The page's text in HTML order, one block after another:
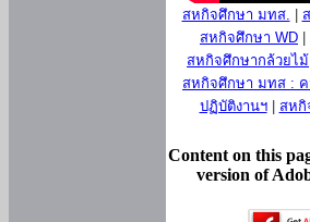
สหกิจศึกษา มทส.
สหกิจศึกษา WD
สหกิจศึกษากล้วยไม้
สหกิจศึกษา มทส : ค
ปฏิบัติงานฯ| สหกิ
Content on this
version of